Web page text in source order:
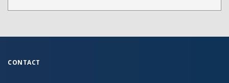
CONTACT